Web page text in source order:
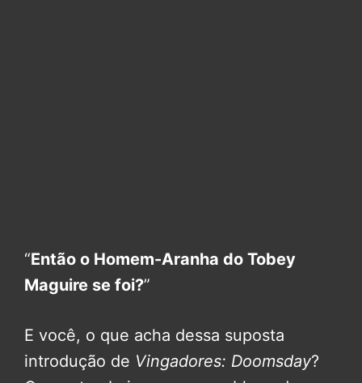
“Então o Homem-Aranha do Tobey
Maguire se foi?”
E você, o que acha dessa suposta
introdução de Vingadores: Doomsday?